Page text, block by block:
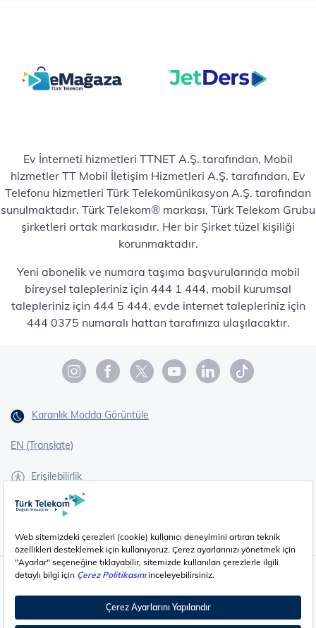
Ev İnterneti hizmetleri TTNET A.Ş. tarafından, Mobil
hizmetler TT Mobil İletişim Hizmetleri A.Ş. tarafından, Ev
Telefonu hizmetleri Türk Telekomünikasyon A.Ş. tarafından
sunulmaktadır. Türk Telekom® markası, Türk Telekom Grubu
şirketleri ortak markasıdır. Her bir Şirket tüzel kişiliği
korunmaktadır.
Yeni abonelik ve numara taşıma başvurularında mobil
bireysel talepleriniz için 444 1 444, mobil kurumsal
talepleriniz için 444 5 444, evde internet talepleriniz için
444 0375 numaralı hattan tarafınıza ulaşılacaktır.
Karanlık Modda Görüntüle
EN (Translate)
Erişilebilirlik
İşaret Dili Çevirisi
Çerez Ayarları